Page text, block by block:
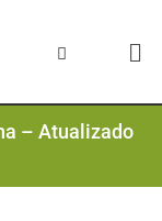
– Atualizado